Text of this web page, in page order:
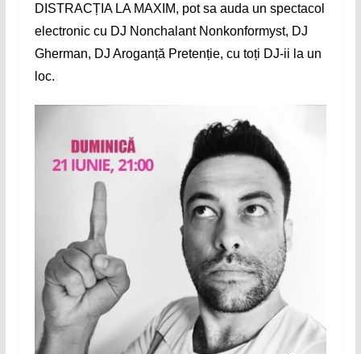
DISTRACȚIA LA MAXIM, pot sa auda un spectacol
electronic cu DJ Nonchalant Nonkonformyst, DJ
Gherman, DJ Aroganță Pretenție, cu toți DJ-ii la un
loc.